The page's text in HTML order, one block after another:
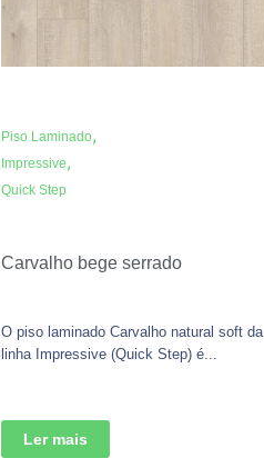
Piso Laminado,
Impressive,
Quick Step
Carvalho bege serrado
O piso laminado Carvalho natural soft da
linha Impressive (Quick Step) é...
Ler mais